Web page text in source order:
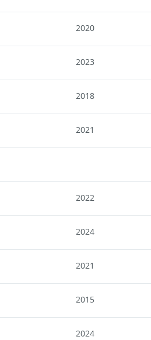
2020
2023
2018
2021
2022
2024
2021
2015
2024